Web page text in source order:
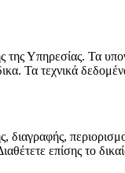
Υπηρεσίας. Τα
Τα τεχνικά
επίσης το